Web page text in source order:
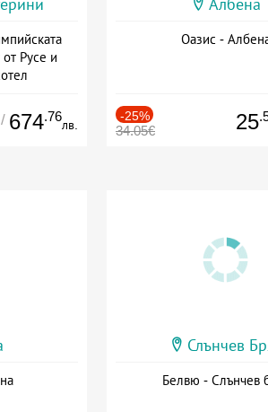
Русе и
/ 674.76
лв.
Албена
Оазис -
-25%
34.05€ 25
Слънчев
Белвю - Слънчев